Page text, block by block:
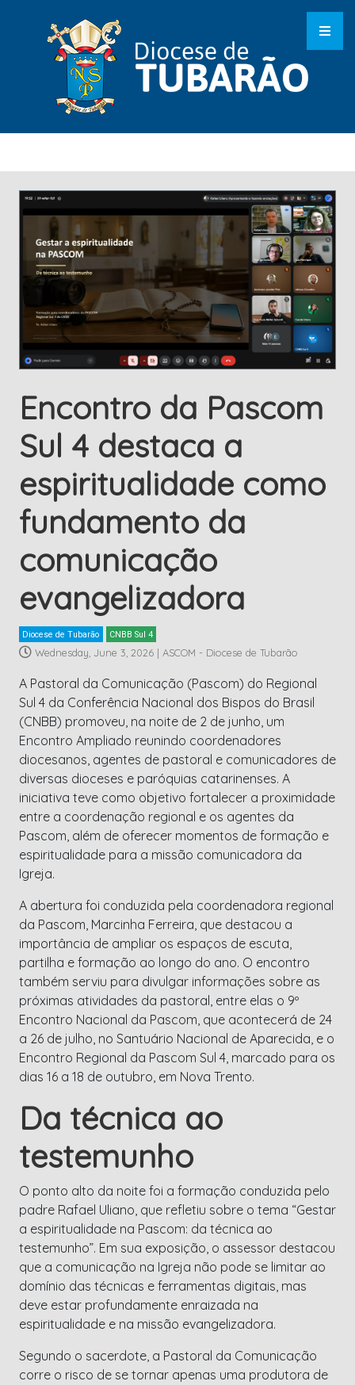
Encontro da Pascom
Sul 4 destaca a
espiritualidade como
fundamento da
comunicação
evangelizadora
Diocese de Tubarão CNBB Sul 4
Wednesday, June 3, 2026 | ASCOM - Diocese de Tubarão
A Pastoral da Comunicação (Pascom) do Regional
Sul 4 da Conferência Nacional dos Bispos do Brasil
(CNBB) promoveu, na noite de 2 de junho, um
Encontro Ampliado reunindo coordenadores
diocesanos, agentes de pastoral e comunicadores de
diversas dioceses e paróquias catarinenses. A
iniciativa teve como objetivo fortalecer a proximidade
entre a coordenação regional e os agentes da
Pascom, além de oferecer momentos de formação e
espiritualidade para a missão comunicadora da
Igreja.
A abertura foi conduzida pela coordenadora regional
da Pascom, Marcinha Ferreira, que destacou a
importância de ampliar os espaços de escuta,
partilha e formação ao longo do ano. O encontro
também serviu para divulgar informações sobre as
próximas atividades da pastoral, entre elas o 9º
Encontro Nacional da Pascom, que acontecerá de 24
a 26 de julho, no Santuário Nacional de Aparecida, e o
Encontro Regional da Pascom Sul 4, marcado para os
dias 16 a 18 de outubro, em Nova Trento.
Da técnica ao
testemunho
O ponto alto da noite foi a formação conduzida pelo
padre Rafael Uliano, que refletiu sobre o tema “Gestar
a espiritualidade na Pascom: da técnica ao
testemunho”. Em sua exposição, o assessor destacou
que a comunicação na Igreja não pode se limitar ao
domínio das técnicas e ferramentas digitais, mas
deve estar profundamente enraizada na
espiritualidade e na missão evangelizadora.
Segundo o sacerdote, a Pastoral da Comunicação
corre o risco de se tornar apenas uma produtora de